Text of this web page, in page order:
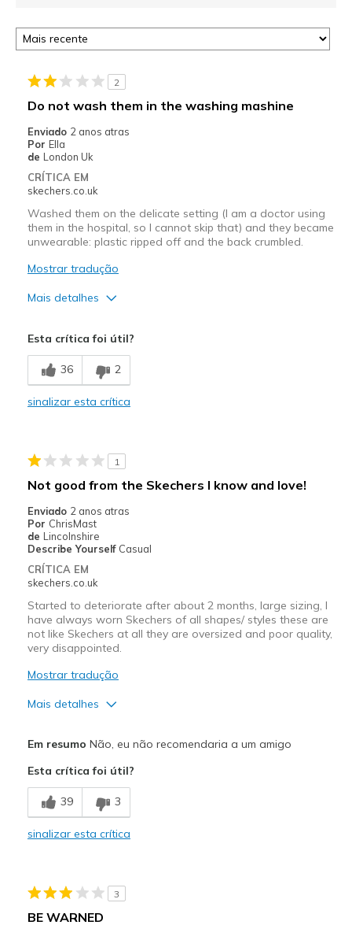
2
Do not wash them in the washing mashine
Enviado 2 anos atras
Por Ella
de London Uk
CRÍTICA EM
skechers.co.uk
Washed them on the delicate setting (I am a doctor using
them in the hospital, so I cannot skip that) and they became
unwearable: plastic ripped off and the back crumbled.
Mostrar tradução
Mais detalhes
Sizing
Feels true to size
Esta crítica foi útil?
36 2
sinalizar esta crítica
1
Not good from the Skechers I know and love!
Enviado 2 anos atras
Por ChrisMast
de Lincolnshire
Describe Yourself Casual
CRÍTICA EM
skechers.co.uk
Started to deteriorate after about 2 months, large sizing, I
have always worn Skechers of all shapes/ styles these are
not like Skechers at all they are oversized and poor quality,
very disappointed.
Mostrar tradução
Mais detalhes
Wear Out Quickly
Melhores utilizações
Casual Wear
Sizing
Feels half size too big
View On Shoes
Em resumo Não, eu não recomendaria a um amigo
Esta crítica foi útil?
39 3
sinalizar esta crítica
3
BE WARNED